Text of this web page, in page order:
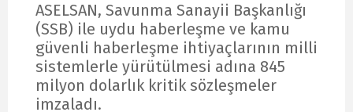
ASELSAN, Savunma Sanayii Başkanlığı
(SSB) ile uydu haberleşme ve kamu
güvenli haberleşme ihtiyaçlarının milli
sistemlerle yürütülmesi adına 845
milyon dolarlık kritik sözleşmeler
imzaladı.